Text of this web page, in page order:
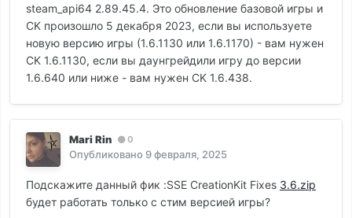
steam_api64 2.89.45.4. Это обновление базовой игры и
CK произошло 5 декабря 2023, если вы используете
новую версию игры (1.6.1130 или 1.6.1170) - вам нужен
CK 1.6.1130, если вы даунгрейдили игру до версии
1.6.640 или ниже - вам нужен CK 1.6.438.
Mari Rin 0
Опубликовано 9 февраля, 2025
Подскажите данный фик :SSE CreatiоnKit Fixes 3.6.zip
будет работать только с стим версией игры?